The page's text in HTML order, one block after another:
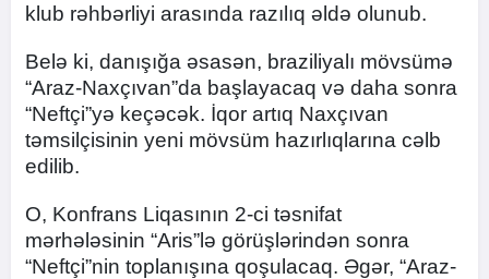
klub rəhbərliyi arasında razılıq əldə olunub.
Belə ki, danışığa əsasən, braziliyalı mövsümə
“Araz-Naxçıvan”da başlayacaq və daha sonra
“Neftçi”yə keçəcək. İqor artıq Naxçıvan
təmsilçisinin yeni mövsüm hazırlıqlarına cəlb
edilib.
O, Konfrans Liqasının 2-ci təsnifat
mərhələsinin “Aris”lə görüşlərindən sonra
“Neftçi”nin toplanışına qoşulacaq. Əgər, “Araz-